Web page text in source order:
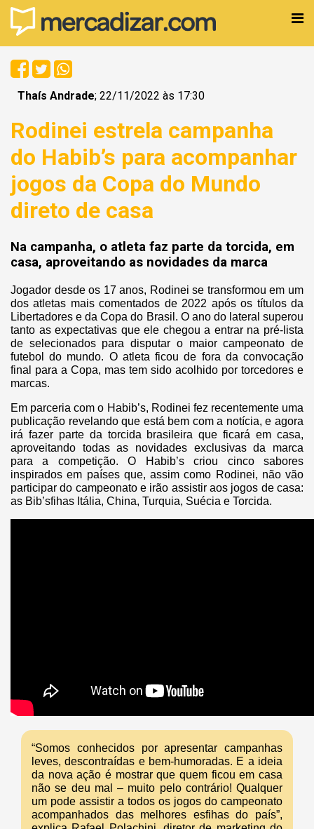
Thaís Andrade; 22/11/2022 às 17:30
Rodinei estrela campanha
do Habib’s para acompanhar
jogos da Copa do Mundo
direto de casa
Na campanha, o atleta faz parte da torcida, em
casa, aproveitando as novidades da marca
Jogador desde os 17 anos, Rodinei se transformou em um
dos atletas mais comentados de 2022 após os títulos da
Libertadores e da Copa do Brasil. O ano do lateral superou
tanto as expectativas que ele chegou a entrar na pré-lista
de selecionados para disputar o maior campeonato de
futebol do mundo. O atleta ficou de fora da convocação
final para a Copa, mas tem sido acolhido por torcedores e
marcas.
Em parceria com o Habib’s, Rodinei fez recentemente uma
publicação revelando que está bem com a notícia, e agora
irá fazer parte da torcida brasileira que ficará em casa,
aproveitando todas as novidades exclusivas da marca
para a competição. O Habib’s criou cinco sabores
inspirados em países que, assim como Rodinei, não vão
participar do campeonato e irão assistir aos jogos de casa:
as Bib’sfihas Itália, China, Turquia, Suécia e Torcida.
“Somos conhecidos por apresentar campanhas
leves, descontraídas e bem-humoradas. E a ideia
da nova ação é mostrar que quem ficou em casa
não se deu mal – muito pelo contrário! Qualquer
um pode assistir a todos os jogos do campeonato
acompanhados das melhores esfihas do país”,